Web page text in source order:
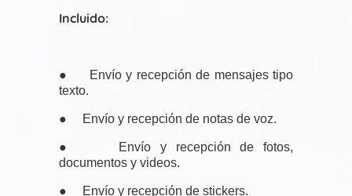
Incluido:
● Envío y recepción de mensajes tipo
texto.
● Envío y recepción de notas de voz.
● Envío y recepción de fotos,
documentos y videos.
● Envío y recepción de stickers.